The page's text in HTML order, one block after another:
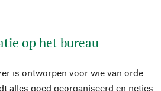
op het bureau
is ontworpen voor wie van orde
alles goed georganiseerd en netjes